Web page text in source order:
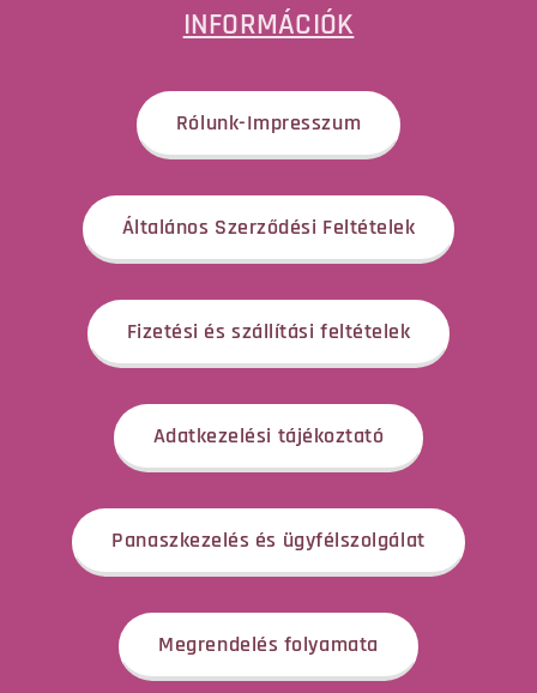
INFORMÁCIÓK
Rólunk-Impresszum
Általános Szerződési Feltételek
Fizetési és szállítási feltételek
Adatkezelési tájékoztató
Panaszkezelés és ügyfélszolgálat
Megrendelés folyamata